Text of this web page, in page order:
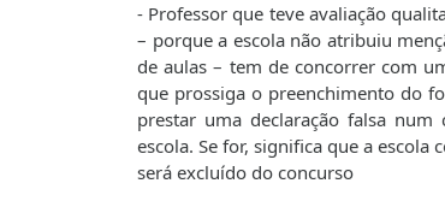
- Professor que teve avaliação
– porque a escola não atribuiu
de aulas – tem de concorrer com
que prossiga o preenchimento do
prestar uma declaração falsa
escola. Se for, significa que a
será excluído do concurso